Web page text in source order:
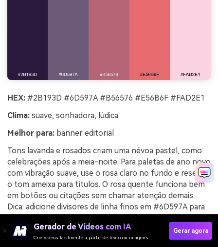
HEX: #2B193D #6D597A #B56576 #E56B6F #FAD2E1
Clima: suave, sonhadora, lúdica
Melhor para: banner editorial
Tons lavanda e rosados criam uma névoa pastel, como
celebrações após a meia-noite. Para paletas de ano novo
com vibração suave, use o rosa claro no fundo e reserve
o tom ameixa para títulos. O rosa quente funciona bem
em botões ou citações sem chamar atenção demais.
Dica: adicione divisores de linha finos em #6D597A para
Exemplo de imagem de lavanda gelada gerado
Gerador de Vídeos com IA
Crie vídeos facilmente a partir de texto ou imagens
Gerar agora